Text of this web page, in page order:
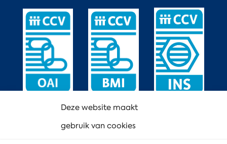
Deze website maakt
gebruik van cookies